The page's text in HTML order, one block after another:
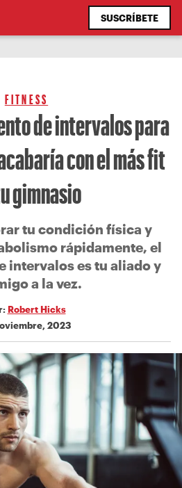
SUSCRÍBETE
FITNESS
de intervalos para
con el más fit
gimnasio
tu condición física y
rápidamente, el
intervalos es tu aliado y
a la vez.
Robert Hicks
2023